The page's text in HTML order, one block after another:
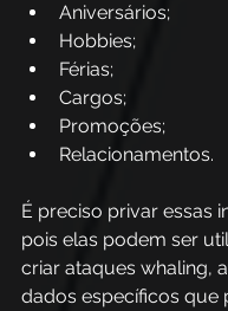
Aniversários;
Hobbies;
Férias;
Cargos;
Promoções;
Relacionamentos.
É preciso privar essas
pois elas podem ser
criar ataques whaling,
dados específicos que